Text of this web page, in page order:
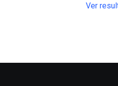
Ver